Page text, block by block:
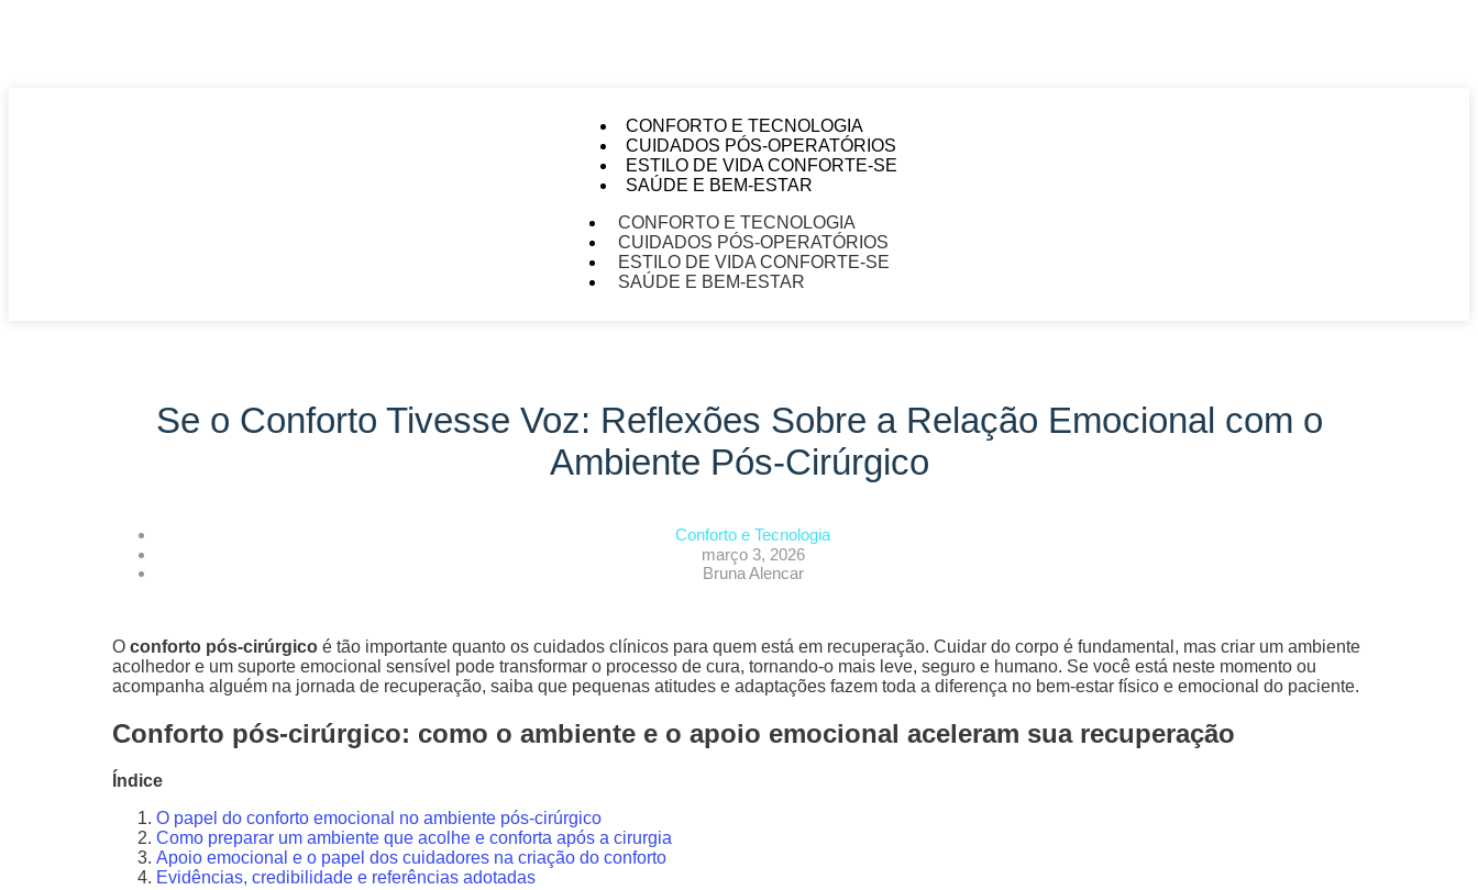
CONFORTO E TECNOLOGIA
CUIDADOS PÓS-OPERATÓRIOS
ESTILO DE VIDA CONFORTE-SE
SAÚDE E BEM-ESTAR
CONFORTO E TECNOLOGIA
CUIDADOS PÓS-OPERATÓRIOS
ESTILO DE VIDA CONFORTE-SE
SAÚDE E BEM-ESTAR
Se o Conforto Tivesse Voz: Reflexões Sobre a Relação Emocional com o
Ambiente Pós-Cirúrgico
Conforto e Tecnologia
março 3, 2026
Bruna Alencar
O conforto pós-cirúrgico é tão importante quanto os cuidados clínicos para quem está em recuperação. Cuidar do corpo é fundamental, mas criar um ambiente
acolhedor e um suporte emocional sensível pode transformar o processo de cura, tornando-o mais leve, seguro e humano. Se você está neste momento ou
acompanha alguém na jornada de recuperação, saiba que pequenas atitudes e adaptações fazem toda a diferença no bem-estar físico e emocional do paciente.
Conforto pós-cirúrgico: como o ambiente e o apoio emocional aceleram sua recuperação
Índice
O papel do conforto emocional no ambiente pós-cirúrgico
Como preparar um ambiente que acolhe e conforta após a cirurgia
Apoio emocional e o papel dos cuidadores na criação do conforto
Evidências, credibilidade e referências adotadas